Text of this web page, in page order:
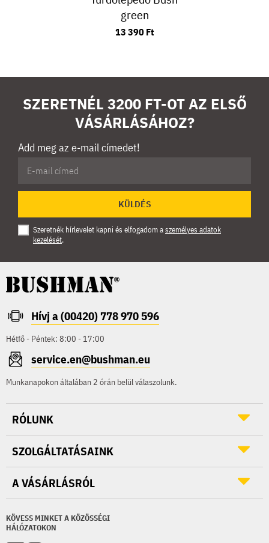
green
13 390 Ft
SZERETNÉL 3200 FT-OT AZ ELSŐ
VÁSÁRLÁSÁHOZ?
Add meg az e-mail címedet!
KÜLDÉS
Szeretnék hírlevelet kapni és elfogadom aszemélyes adatok
kezelését.
Hívj a (00420) 778 970 596
Hétfő - Péntek: 8:00 - 17:00
service.en@bushman.eu
Munkanapokon általában 2 órán belül válaszolunk.
KÖVESS MINKET A KÖZÖSSÉGI
HÁLÓZATOKON
RÓLUNK
SZOLGÁLTATÁSAINK
A VÁSÁRLÁSRÓL